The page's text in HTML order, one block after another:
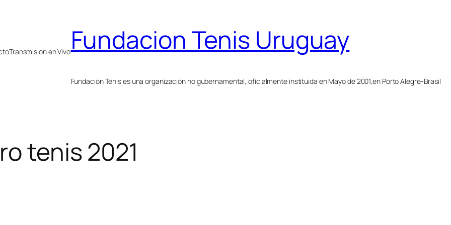
Transmisión en Vivo Fundacion Tenis Uruguay
Fundación Tenis es una organización no gubernamental, oficialmente instituida en Mayo de 2001,en Porto Alegre-Brasil
tenis 2021